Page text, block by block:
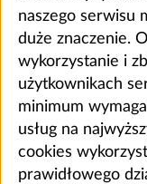
naszego serwisu
duże znaczenie.
wykorzystanie i
użytkownikach
minimum
usług na
cookies
prawidłowego